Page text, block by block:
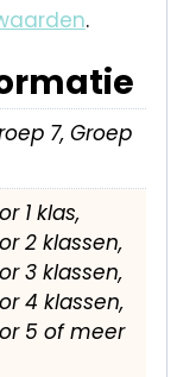
.
7, Groep
1 klas,
2 klassen,
3 klassen,
4 klassen,
5 of meer